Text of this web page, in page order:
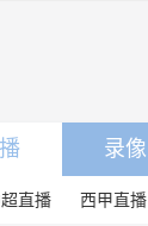
录像
直播 西甲直播